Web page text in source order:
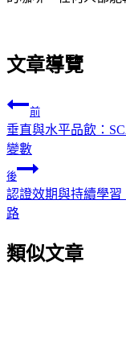
文章導覽
前
垂直與水平品飲：
變數
後
認證效期與持續學習
路
類似文章